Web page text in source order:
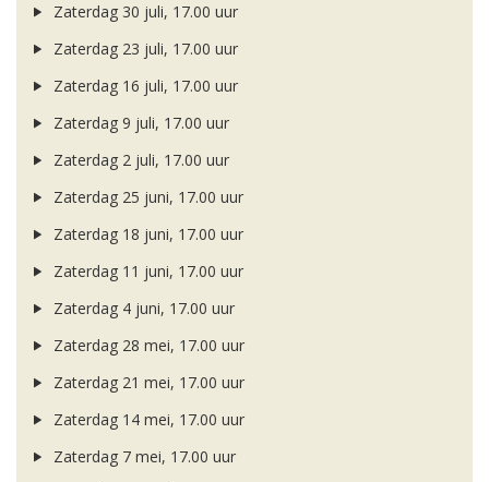
Zaterdag 30 juli, 17.00 uur
Zaterdag 23 juli, 17.00 uur
Zaterdag 16 juli, 17.00 uur
Zaterdag 9 juli, 17.00 uur
Zaterdag 2 juli, 17.00 uur
Zaterdag 25 juni, 17.00 uur
Zaterdag 18 juni, 17.00 uur
Zaterdag 11 juni, 17.00 uur
Zaterdag 4 juni, 17.00 uur
Zaterdag 28 mei, 17.00 uur
Zaterdag 21 mei, 17.00 uur
Zaterdag 14 mei, 17.00 uur
Zaterdag 7 mei, 17.00 uur